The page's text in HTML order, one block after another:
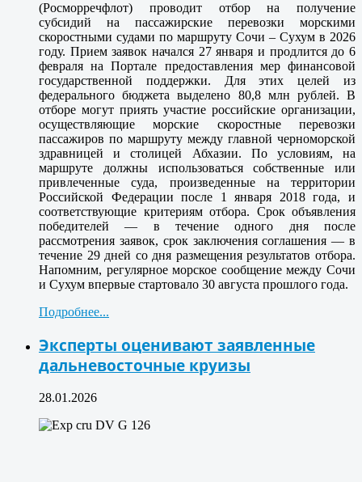
(Росморречфлот) проводит отбор на получение
субсидий на пассажирские перевозки морскими
скоростными судами по маршруту Сочи – Сухум в 2026
году. Прием заявок начался 27 января и продлится до 6
февраля на Портале предоставления мер финансовой
государственной поддержки. Для этих целей из
федерального бюджета выделено 80,8 млн рублей. В
отборе могут приять участие российские организации,
осуществляющие морские скоростные перевозки
пассажиров по маршруту между главной черноморской
здравницей и столицей Абхазии. По условиям, на
маршруте должны использоваться собственные или
привлеченные суда, произведенные на территории
Российской Федерации после 1 января 2018 года, и
соответствующие критериям отбора. Срок объявления
победителей — в течение одного дня после
рассмотрения заявок, срок заключения соглашения — в
течение 29 дней со дня размещения результатов отбора.
Напомним, регулярное морское сообщение между Сочи
и Сухум впервые стартовало 30 августа прошлого года.
Подробнее...
Эксперты оценивают заявленные
дальневосточные круизы
28.01.2026